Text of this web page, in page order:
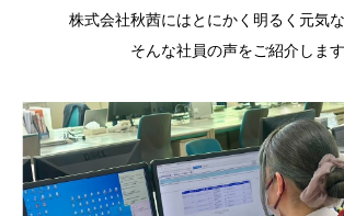
株式会社秋茜にはとにかく明るく元気な
そんな社員の声をご紹介します